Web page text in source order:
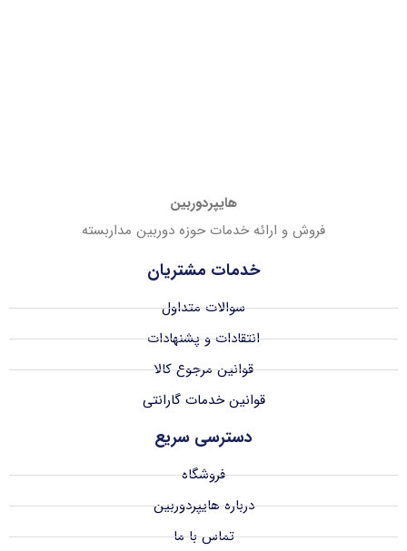
هایپردوربین
فروش و ارائه خدمات حوزه دوربین مداربسته
خدمات مشتریان
سوالات متداول
انتقادات و پشنهادات
قوانین مرجوع کالا
قوانین خدمات گارانتی
دسترسی سریع
فروشگاه
درباره هایپردوربین
تماس با ما